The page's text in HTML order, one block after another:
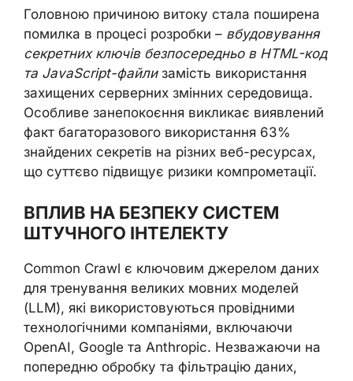
Головною причиною витоку стала поширена
помилка в процесі розробки – вбудовування
секретних ключів безпосередньо в HTML-код
та JavaScript-файлизамість використання
захищених серверних змінних середовища.
Особливе занепокоєння викликає виявлений
факт багаторазового використання 63%
знайдених секретів на різних веб-ресурсах,
що суттєво підвищує ризики компрометації.
ВПЛИВ НА БЕЗПЕКУ СИСТЕМ
ШТУЧНОГО ІНТЕЛЕКТУ
Common Crawl є ключовим джерелом даних
для тренування великих мовних моделей
(LLM), які використовуються провідними
технологічними компаніями, включаючи
OpenAI, Google та Anthropic. Незважаючи на
попередню обробку та фільтрацію даних,